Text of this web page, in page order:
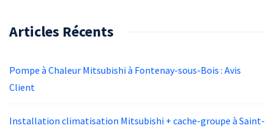
Articles Récents
Pompe à Chaleur Mitsubishi à Fontenay-sous-Bois : Avis
Client
Installation climatisation Mitsubishi + cache-groupe à Saint-